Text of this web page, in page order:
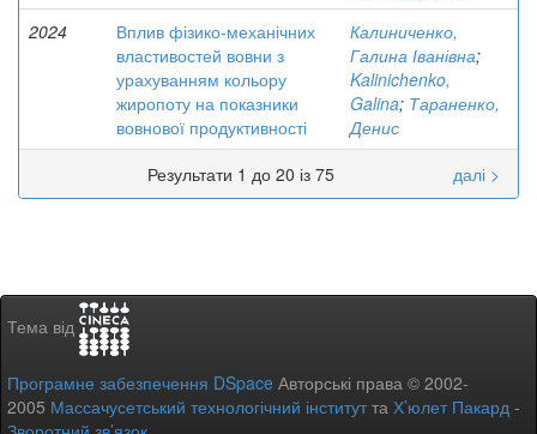
2024
Вплив фізико-механічних
властивостей вовни з
урахуванням кольору
жиропоту на показники
вовнової продуктивності
Калиниченко,
Галина Іванівна;
Kalinichenko,
Galina; Тараненко,
Денис
Результати 1 до 20 із 75
далі >
Тема від
Програмне забезпечення DSpace Авторські права © 2002-
2005 Массачусетський технологічний інститутта Х’юлет Пакард -